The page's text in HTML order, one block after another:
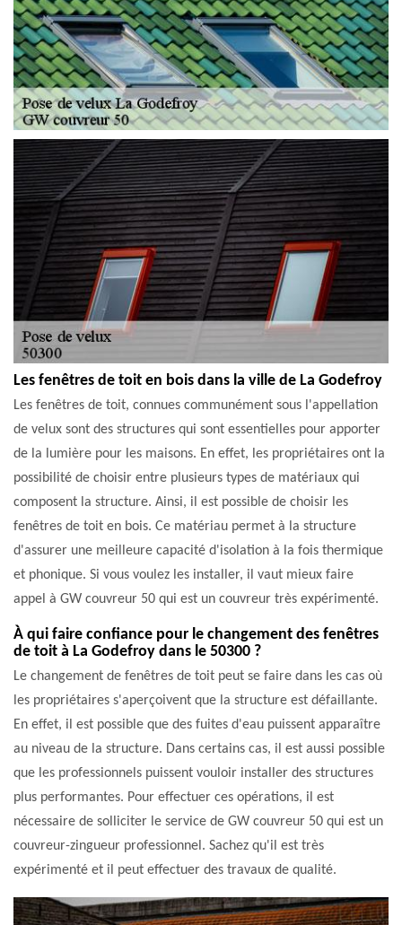
Les fenêtres de toit en bois dans la ville de La Godefroy
Les fenêtres de toit, connues communément sous l'appellation
de velux sont des structures qui sont essentielles pour apporter
de la lumière pour les maisons. En effet, les propriétaires ont la
possibilité de choisir entre plusieurs types de matériaux qui
composent la structure. Ainsi, il est possible de choisir les
fenêtres de toit en bois. Ce matériau permet à la structure
d'assurer une meilleure capacité d'isolation à la fois thermique
et phonique. Si vous voulez les installer, il vaut mieux faire
appel à GW couvreur 50 qui est un couvreur très expérimenté.
À qui faire confiance pour le changement des fenêtres
de toit à La Godefroy dans le 50300 ?
Le changement de fenêtres de toit peut se faire dans les cas où
les propriétaires s'aperçoivent que la structure est défaillante.
En effet, il est possible que des fuites d'eau puissent apparaître
au niveau de la structure. Dans certains cas, il est aussi possible
que les professionnels puissent vouloir installer des structures
plus performantes. Pour effectuer ces opérations, il est
nécessaire de solliciter le service de GW couvreur 50 qui est un
couvreur-zingueur professionnel. Sachez qu'il est très
expérimenté et il peut effectuer des travaux de qualité.